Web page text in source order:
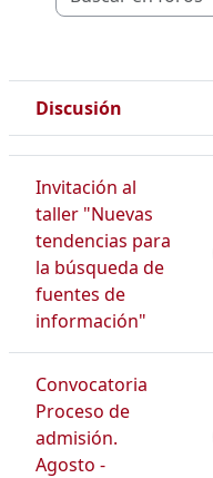
Estatus
Discusión
Invitación al
taller "Nuevas
tendencias para
la búsqueda de
fuentes de
información"
Convocatoria
Proceso de
admisión.
Agosto -